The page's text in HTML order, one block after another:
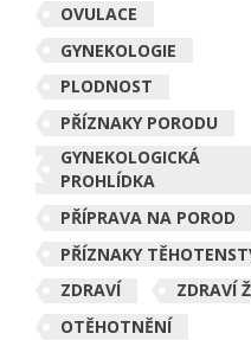
OVULACE
GYNEKOLOGIE
PLODNOST
PŘÍZNAKY PORODU
GYNEKOLOGICKÁ
PROHLÍDKA
PŘÍPRAVA NA POROD
PŘÍZNAKY
ZDRAVÍ
ZDRAVÍ
OTĚHOTNĚNÍ